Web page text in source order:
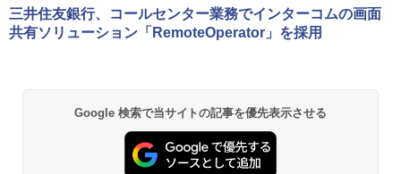
三井住友銀行、コールセンター業務でインターコムの画面
共有ソリューション「RemoteOperator」を採用
Google 検索で当サイトの記事を優先表示させる